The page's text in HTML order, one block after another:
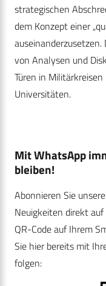
strategischen
dem Konzept einer
von Analysen und
Türen in
Universitäten.
Mit WhatsApp
bleiben!
Abonnieren Sie
Neuigkeiten direkt
QR-Code auf Ihrem
Sie hier bereits mit
folgen: